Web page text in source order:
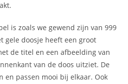
is zoals we gewend zijn van 999
gele doosje heeft een groot
de titel en een afbeelding van
van de doos uitziet. De
en passen mooi bij elkaar. Ook